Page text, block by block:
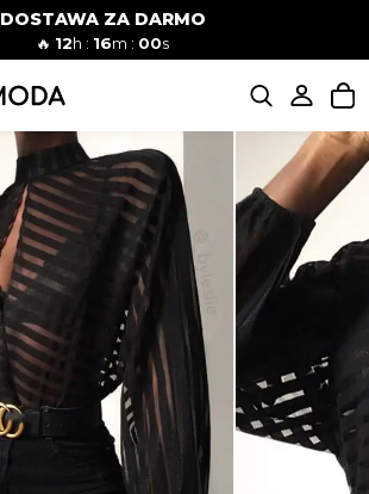
DOSTAWA ZA DARMO
🔥12h :15m : 59s